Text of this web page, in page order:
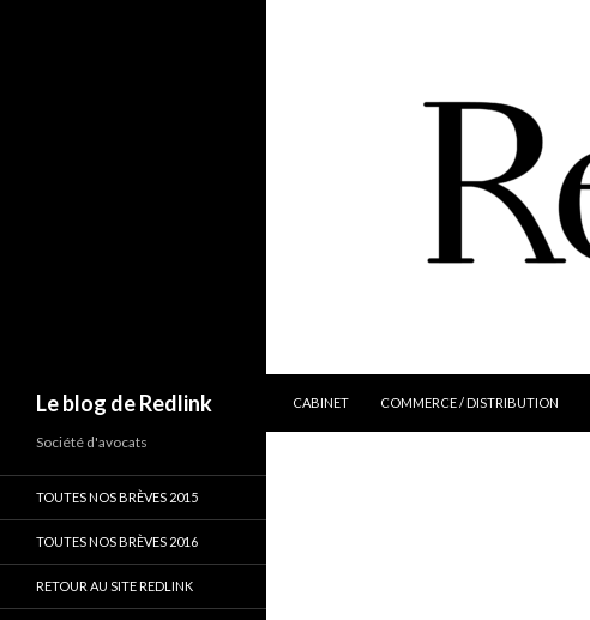
Le blog de Redlink
CABINET
COMMERCE / DISTRIBUTION
Société d'avocats
TOUTES NOS BRÈVES 2015
TOUTES NOS BRÈVES 2016
RETOUR AU SITE REDLINK